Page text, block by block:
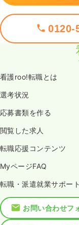
0120-
看護roo!転職とは
選考状況
応募書類を作る
閲覧した求人
転職応援コンテンツ
MyページFAQ
転職・派遣就業サポー
お問い合わせフ